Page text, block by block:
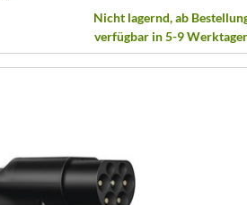
Nicht lagernd, ab
verfügbar in 5-9